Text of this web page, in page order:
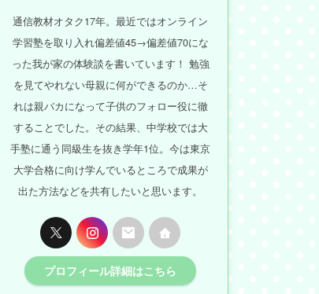
通信教材オタク17年。最近ではオンライン
学習塾を取り入れ偏差値45→偏差値70にな
った我が家の体験談を書いています！ 勉強
を見てやれない母親に何ができるのか…そ
れは親バカになって子供のフォロー役に徹
することでした。その結果、中学校では大
手塾に通う同級生を抜き学年1位。今は東京
大学合格に向け学んでいるところで成果が
出た方法などを共有したいと思います。
プロフィール詳細はこちら